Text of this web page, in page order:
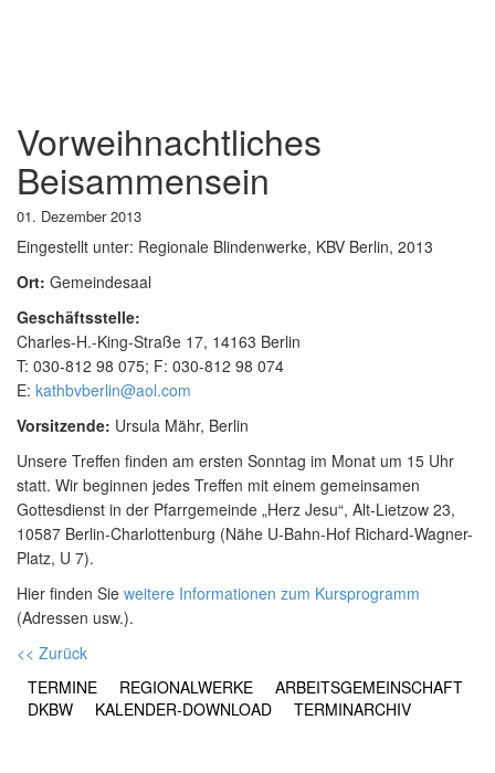
Vorweihnachtliches
Beisammensein
01. Dezember 2013
Eingestellt unter: Regionale Blindenwerke, KBV Berlin, 2013
Ort: Gemeindesaal
Geschäftsstelle:
Charles-H.-King-Straße 17, 14163 Berlin
T: 030-812 98 075; F: 030-812 98 074
E: kathbvberlin@aol.com
Vorsitzende: Ursula Mähr, Berlin
Unsere Treffen finden am ersten Sonntag im Monat um 15 Uhr
statt. Wir beginnen jedes Treffen mit einem gemeinsamen
Gottesdienst in der Pfarrgemeinde „Herz Jesu“, Alt-Lietzow 23,
10587 Berlin-Charlottenburg (Nähe U-Bahn-Hof Richard-Wagner-
Platz, U 7).
Hier finden Sie weitere Informationen zum Kursprogramm
(Adressen usw.).
<< Zurück
TERMINE
REGIONALWERKE
ARBEITSGEMEINSCHAFT
DKBW
KALENDER-DOWNLOAD TERMINARCHIV